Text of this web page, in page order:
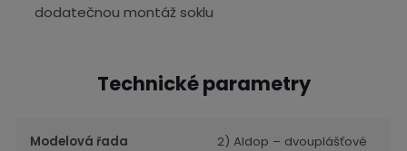
dodatečnou montáž soklu
Technické parametry
Modelová řada
2) Aldop – dvouplášťové